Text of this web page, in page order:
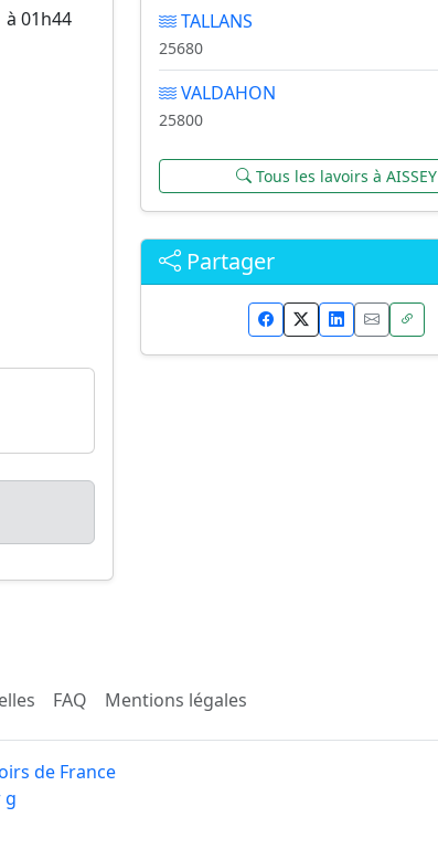
à 01h44 TALLANS
25680
VALDAHON
25800
Tous les lavoirs à AISSEY
Partager
FAQ Mentions légales
de France
g